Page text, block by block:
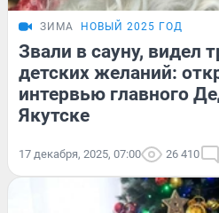
ЗИМА НОВЫЙ 2025 ГОД
Звали в сауну, видел
детских желаний:
интервью главного
Якутске
17 декабря, 2025, 07:00 26 410